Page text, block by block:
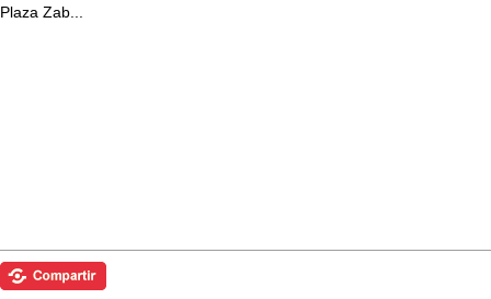
Plaza Zab...